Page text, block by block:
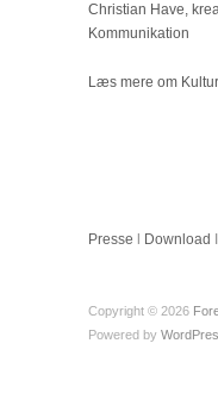
Christian Have,
Kommunikation
Læs mere om
Presse Download
Copyright © 2026
Powered by